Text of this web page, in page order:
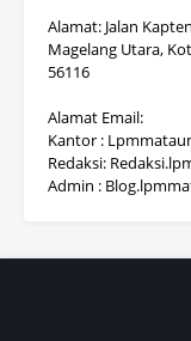
Alamat: Jalan
Magelang Utara,
56116
Alamat Email:
Kantor :
Redaksi:
Admin :